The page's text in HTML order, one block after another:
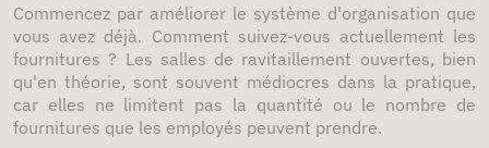
Commencez par améliorer le système d'organisation que
vous avez déjà. Comment suivez-vous actuellement les
fournitures ? Les salles de ravitaillement ouvertes, bien
qu'en théorie, sont souvent médiocres dans la pratique,
car elles ne limitent pas la quantité ou le nombre de
fournitures que les employés peuvent prendre.